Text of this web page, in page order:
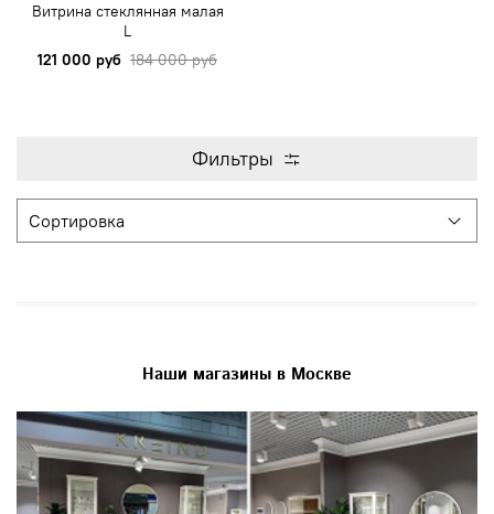
Витрина стеклянная малая
L
121 000 руб 184 000 руб
Фильтры
Наши магазины в Москве